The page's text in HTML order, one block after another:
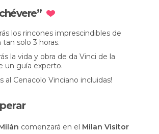
los rincones imprescindibles de
tan solo 3 horas.
la vida y obra de da Vinci de la
un guía experto.
al Cenacolo Vinciano incluidas!
comenzará en el Milan Visitor